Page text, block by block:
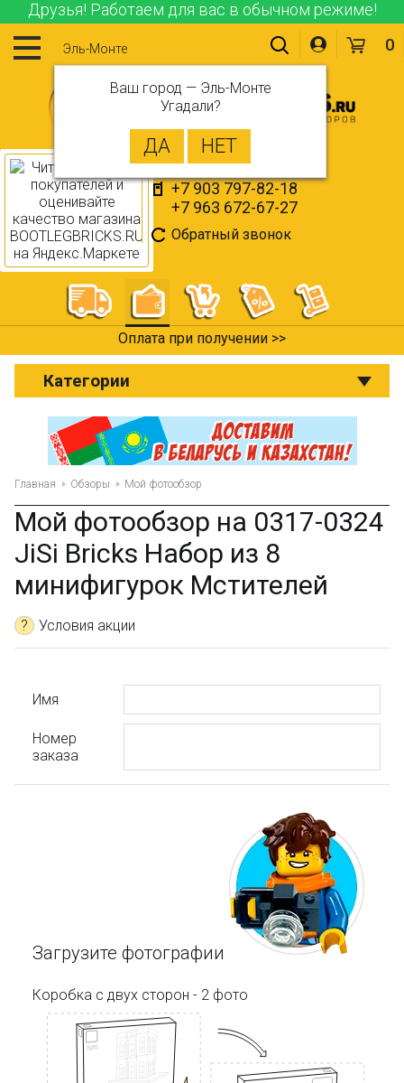
Друзья! Работаем для вас в обычном режиме!
Эль-Монте
Ваш город — Эль-Монте
Угадали?
+7 903 797-82-18
+7 963 672-67-27
Обратный звонок
0
Оплата при получении >>
Категории
Главная Обзоры Мой фотообзор
Мой фотообзор на 0317-0324
JiSi Bricks Набор из 8
минифигурок Мстителей
? Условия акции
Имя
Номер
заказа
Загрузите фотографии
Коробка с двух сторон - 2 фото